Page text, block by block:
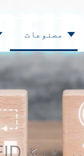
مصنوعات